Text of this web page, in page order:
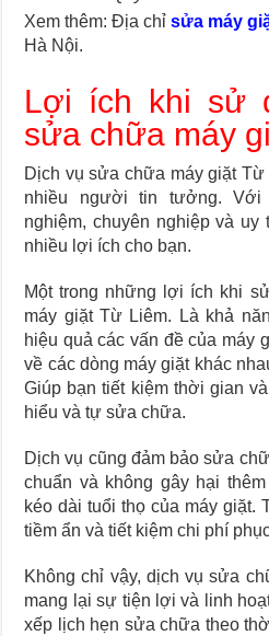
Xem thêm: Địa chỉsửa máy
Hà Nội.
Lợi ích khi sử
sửa chữa máy
Dịch vụ sửa chữa máy giặt
nhiều người tin tưởng.
nghiệm, chuyên nghiệp và
nhiều lợi ích cho bạn.
Một trong những lợi ích khi
máy giặt Từ Liêm. Là khả
hiệu quả các vấn đề của máy
về các dòng máy giặt khác
Giúp bạn tiết kiệm thời gian
hiểu và tự sửa chữa.
Dịch vụ cũng đảm bảo sửa
chuẩn và không gây hại
kéo dài tuổi thọ của máy giặt.
tiềm ẩn và tiết kiệm chi phí
Không chỉ vậy, dịch vụ sửa
mang lại sự tiện lợi và linh
xếp lịch hẹn sửa chữa theo